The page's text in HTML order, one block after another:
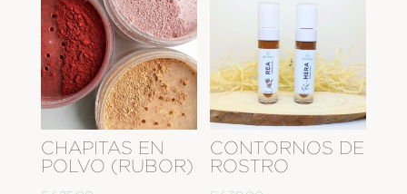
CHAPITAS EN
POLVO (RUBOR)
CONTORNOS DE
ROSTRO